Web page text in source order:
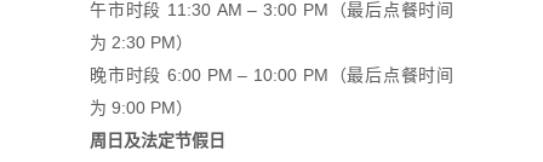
午市时段 11:30 AM – 3:00 PM（最后点餐时间
为 2:30 PM）
晚市时段 6:00 PM – 10:00 PM（最后点餐时间
为 9:00 PM）
周日及法定节假日